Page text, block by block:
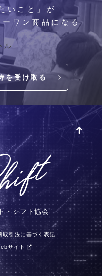
いこと」が
ワン商品になる
を受け取る
・シフト協会
取引法に基づく表記
サイト